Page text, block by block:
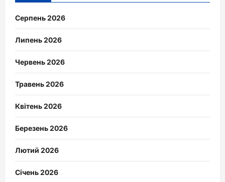
Серпень 2026
Липень 2026
Червень 2026
Травень 2026
Квітень 2026
Березень 2026
Лютий 2026
Січень 2026